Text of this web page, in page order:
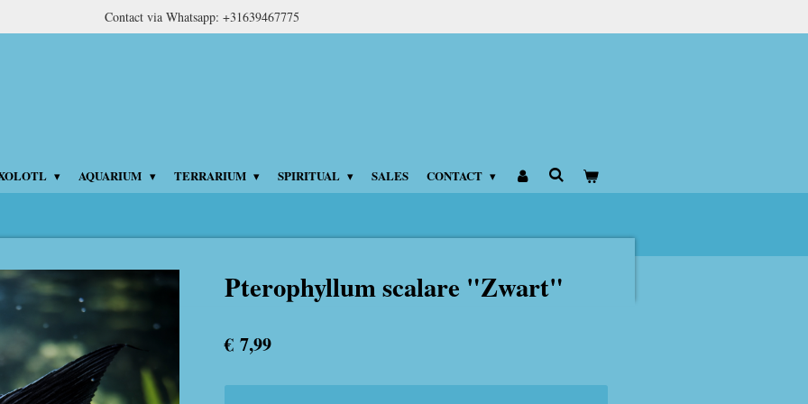
Contact via Whatsapp: +31639467775
AQUARIUM TERRARIUM SPIRITUAL SALES CONTACT
Pterophyllum scalare "Zwart"
€ 7,99